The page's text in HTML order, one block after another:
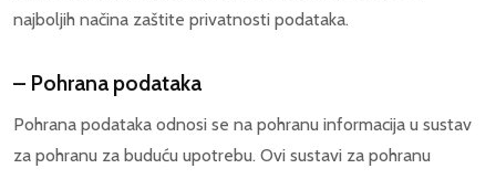
najboljih načina zaštite privatnosti podataka.
– Pohrana podataka
Pohrana podataka odnosi se na pohranu informacija u sustav
za pohranu za buduću upotrebu. Ovi sustavi za pohranu